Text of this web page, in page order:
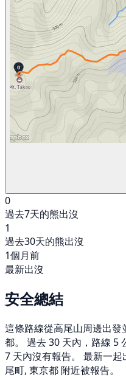
0
過去7天的熊出沒
1
過去30天的熊出沒
1個月前
最新出沒
安全總結
這條路線從高尾山周邊出
都。 過去 30 天內，路線 5
7 天內沒有報告。 最新一
尾町, 東京都 附近被報告。